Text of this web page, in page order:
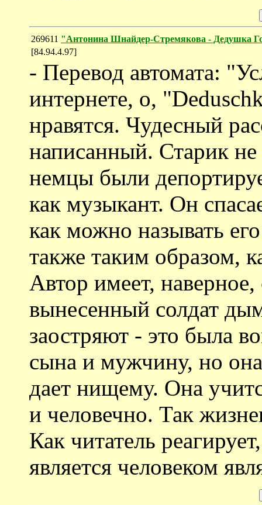
269611 "Антонина Шнайдер-Стремякова - Дедушка
[84.94.4.97]
- Перевод автомата:
интернете, о,
нравятся. Чудесный
написанный. Старик не
немцы были
как музыкант. Он
как можно называть
также таким образом,
Автор имеет,
вынесенный солдат
заостряют - это была
сына и мужчину, но
дает нищему. Она
и человечно. Так
Как читатель
является человеком